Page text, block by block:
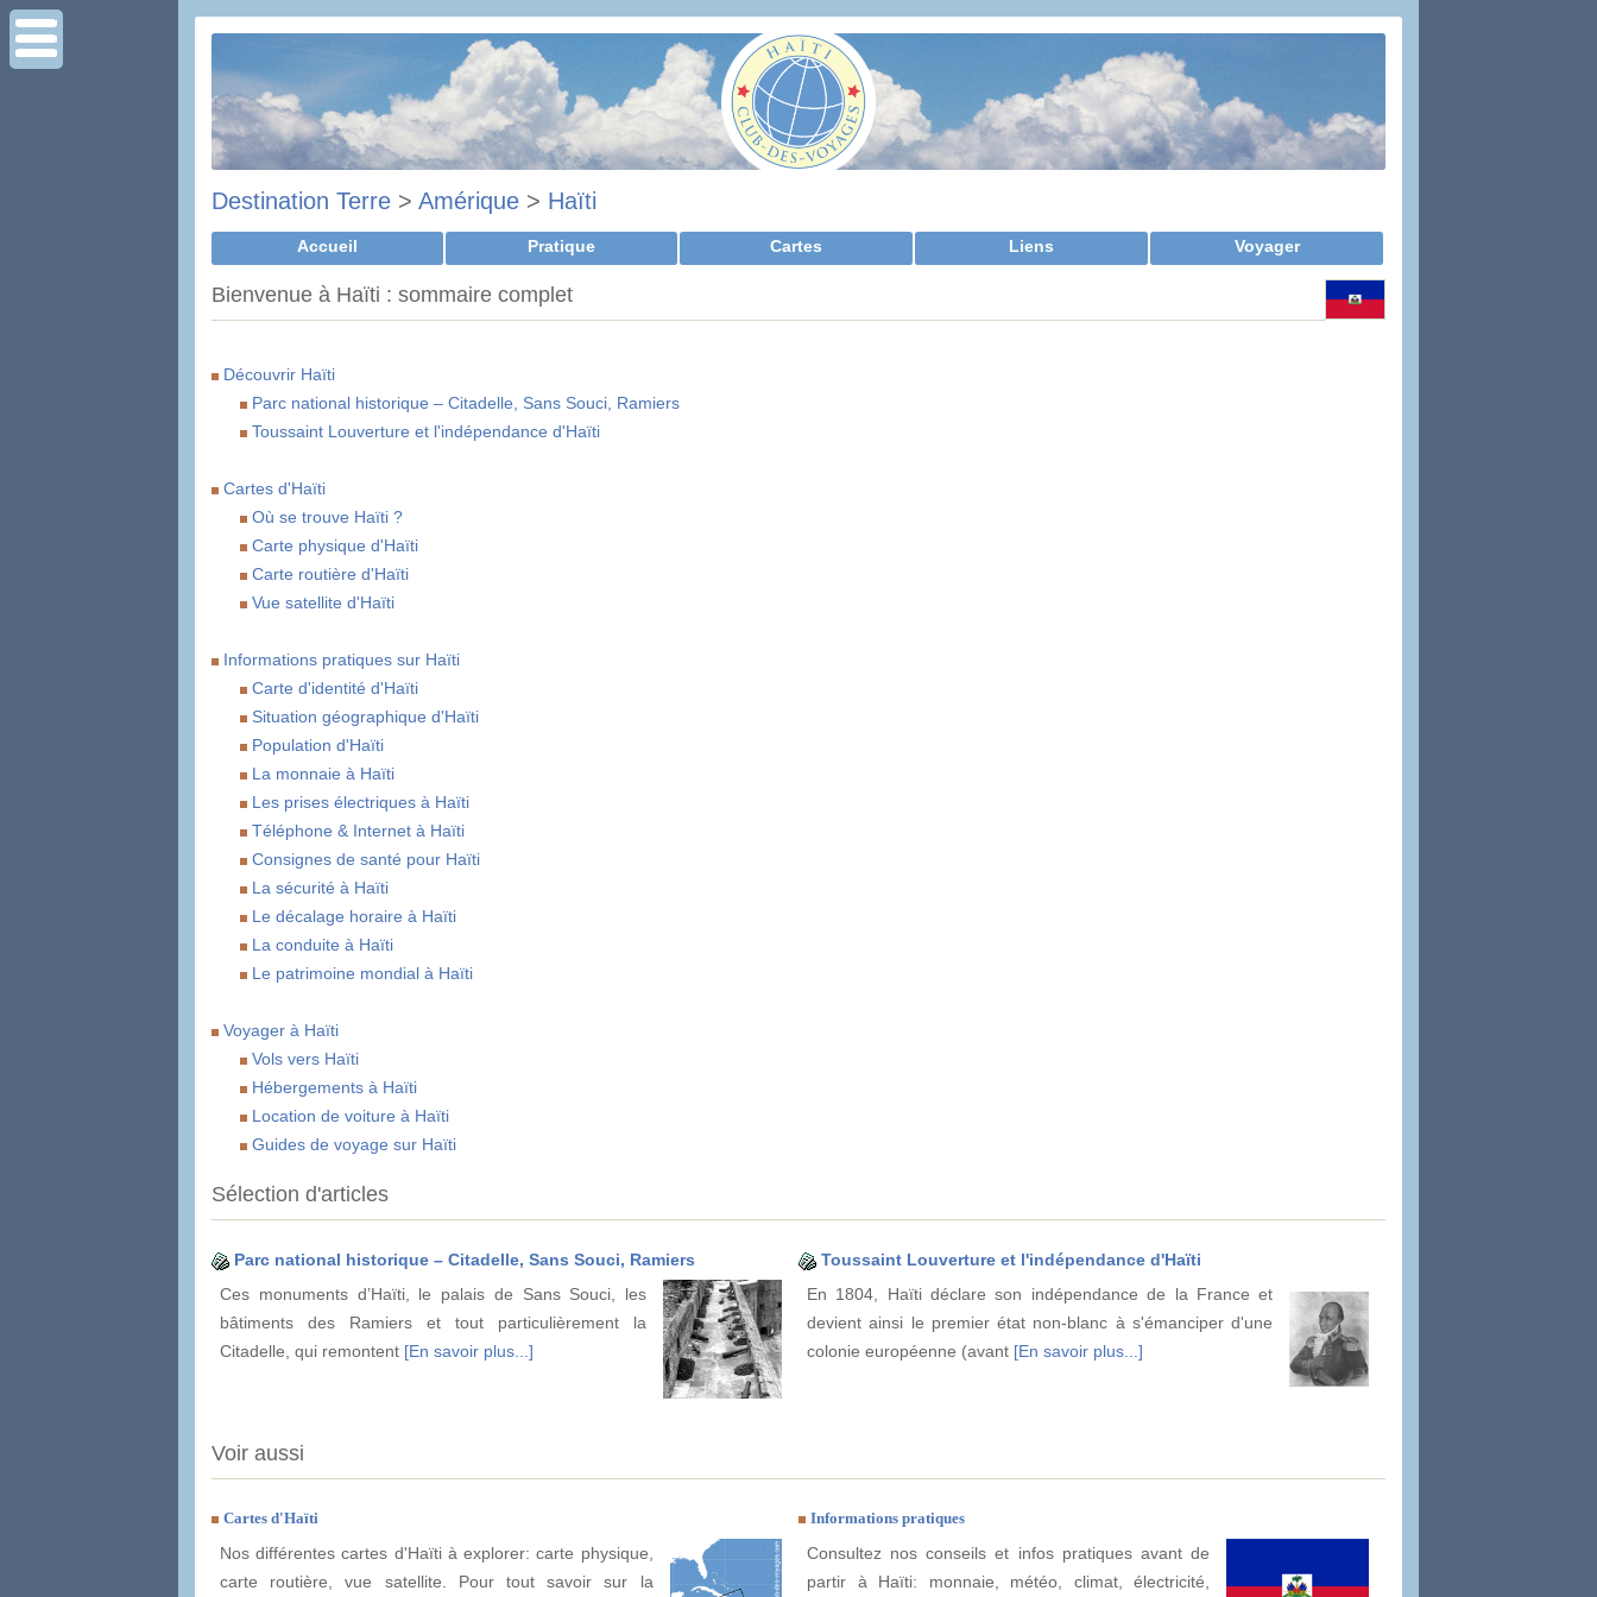
Destination Terre > Amérique > Haïti
Accueil Pratique Cartes Liens Voyager
Bienvenue à Haïti : sommaire complet
Découvrir Haïti
Parc national historique – Citadelle, Sans Souci, Ramiers
Toussaint Louverture et l'indépendance d'Haïti
Cartes d'Haïti
Où se trouve Haïti ?
Carte physique d'Haïti
Carte routière d'Haïti
Vue satellite d'Haïti
Informations pratiques sur Haïti
Carte d'identité d'Haïti
Situation géographique d'Haïti
Population d'Haïti
La monnaie à Haïti
Les prises électriques à Haïti
Téléphone & Internet à Haïti
Consignes de santé pour Haïti
La sécurité à Haïti
Le décalage horaire à Haïti
La conduite à Haïti
Le patrimoine mondial à Haïti
Voyager à Haïti
Vols vers Haïti
Hébergements à Haïti
Location de voiture à Haïti
Guides de voyage sur Haïti
Sélection d'articles
Parc national historique – Citadelle, Sans Souci, Ramiers
Ces monuments d’Haïti, le palais de Sans Souci, les
bâtiments des Ramiers et tout particulièrement la
Citadelle, qui remontent [En savoir plus...]
Toussaint Louverture et l'indépendance d'Haïti
En 1804, Haïti déclare son indépendance de la France et
devient ainsi le premier état non-blanc à s'émanciper d'une
colonie européenne (avant [En savoir plus...]
Voir aussi
Cartes d'Haïti
Nos différentes cartes d'Haïti à explorer: carte physique,
carte routière, vue satellite. Pour tout savoir sur la
Informations pratiques
Consultez nos conseils et infos pratiques avant de
partir à Haïti: monnaie, météo, climat, électricité,